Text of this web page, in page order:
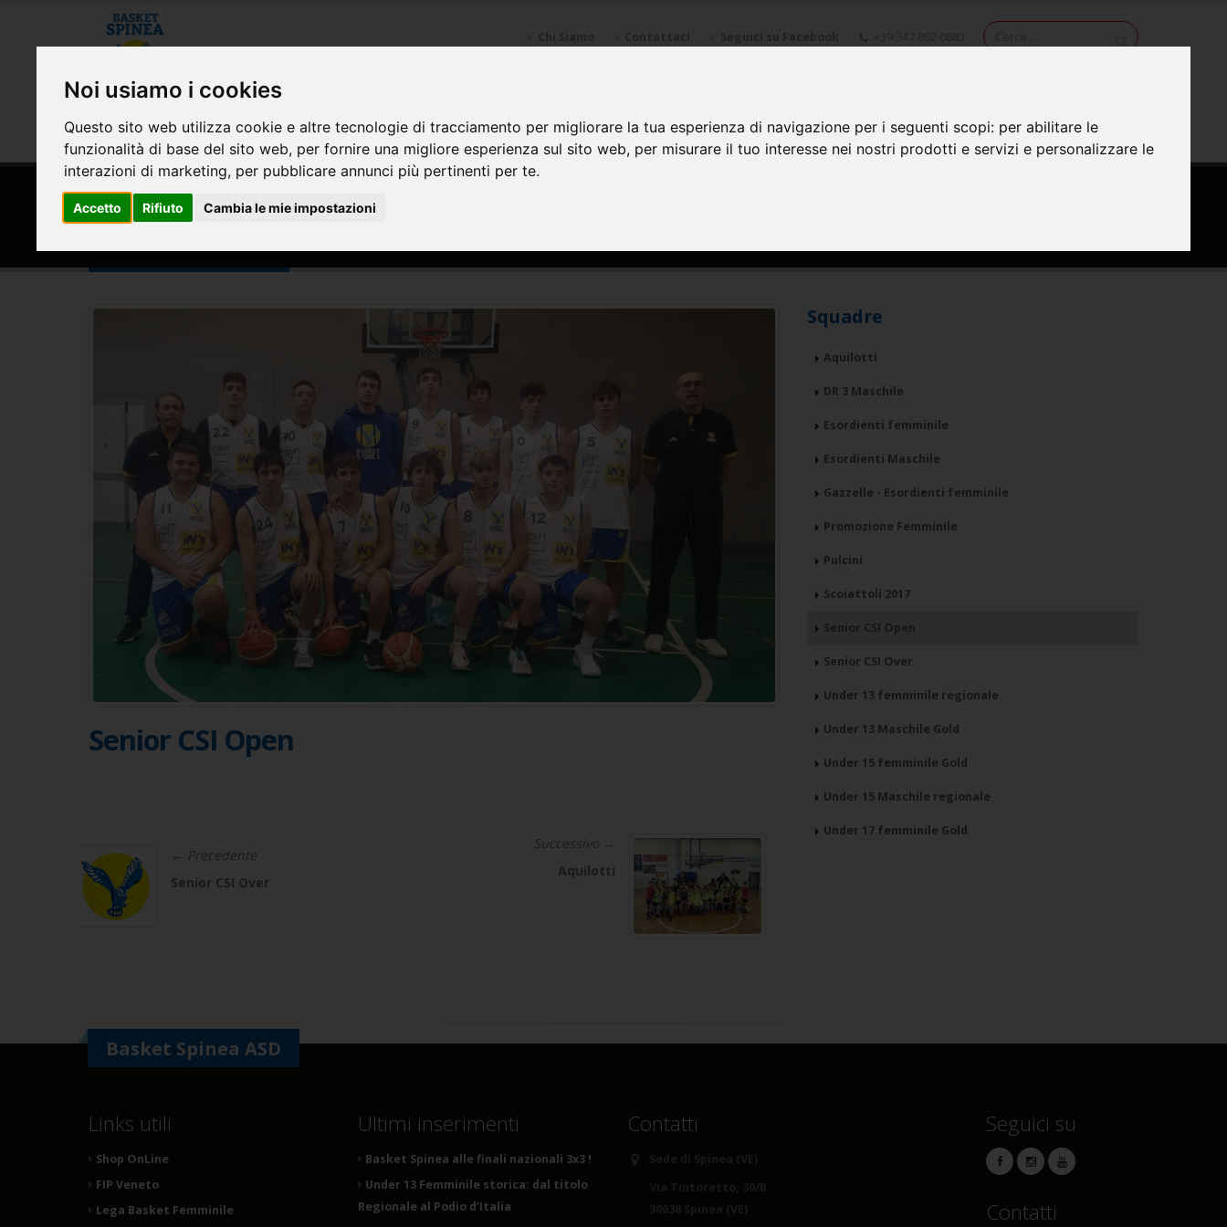
Noi usiamo i cookies
Questo sito web utilizza cookie e altre tecnologie di tracciamento per migliorare la tua esperienza di navigazione per i seguenti scopi: per abilitare le
funzionalità di base del sito web, per fornire una migliore esperienza sul sito web, per misurare il tuo interesse nei nostri prodotti e servizi e personalizzare le
interazioni di marketing, per pubblicare annunci più pertinenti per te.
Accetto Rifiuto Cambia le mie impostazioni
CHI SIAMO MODULISTICA E CONVENZIONI
AREA RISERVATA
HOME SQUADRE
Senior CSI Open
Senior CSI Open
← Precedente
Senior CSI Over
Successivo →
Aquilotti
Squadre
Aquilotti
DR 3 Maschile
Esordienti femminile
Esordienti Maschile
Gazzelle - Esordienti femminile
Promozione Femminile
Pulcini
Scoiattoli 2017
Senior CSI Open
Senior CSI Over
Under 13 femminile regionale
Under 13 Maschile Gold
Under 15 femminile Gold
Under 15 Maschile regionale
Under 17 femminile Gold
Basket Spinea ASD
Links utili
Shop OnLine
FIP Veneto
Lega Basket Femminile
Ultimi inserimenti
Basket Spinea alle finali nazionali 3x3 !
Under 13 Femminile storica: dal titolo
Regionale al Podio d'Italia
Contatti Seguici su
Contatti